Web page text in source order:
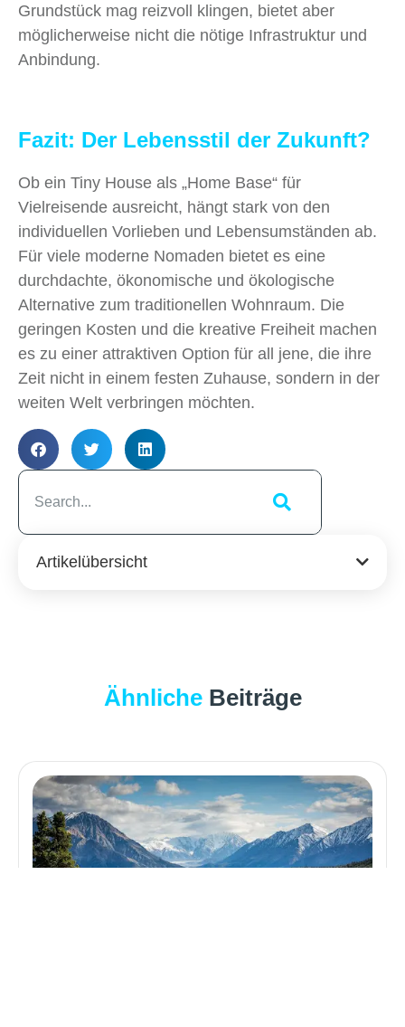
Grundstück mag reizvoll klingen, bietet aber
möglicherweise nicht die nötige Infrastruktur und
Anbindung.
Fazit: Der Lebensstil der Zukunft?
Ob ein Tiny House als „Home Base“ für
Vielreisende ausreicht, hängt stark von den
individuellen Vorlieben und Lebensumständen ab.
Für viele moderne Nomaden bietet es eine
durchdachte, ökonomische und ökologische
Alternative zum traditionellen Wohnraum. Die
geringen Kosten und die kreative Freiheit machen
es zu einer attraktiven Option für all jene, die ihre
Zeit nicht in einem festen Zuhause, sondern in der
weiten Welt verbringen möchten.
Artikelübersicht
ÄhnlicheBeiträge